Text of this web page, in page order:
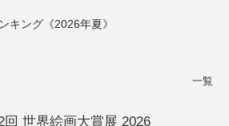
キング《2026年夏》
一覧
回 世界絵画大賞展 2026